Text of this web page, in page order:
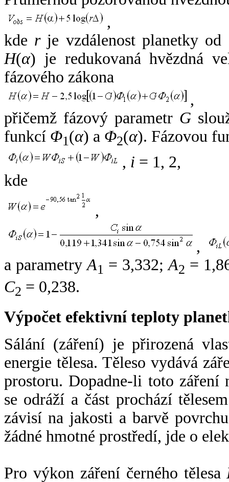
,
kde rje vzdálenost planetky od
H(α) je redukovaná hvězdná
fázového zákona
,
přičemž fázový parametr G
funkcí Φ1(α) a Φ2(α). Fázovou
, i = 1, 2,
kde
,
,
a parametryA1 = 3,332;A2 =
C2 = 0,238.
Výpočet efektivní teploty
Sálání (záření) je přirozená
energie tělesa. Těleso vydává
prostoru. Dopadne-li toto záření
se odráží a část prochází
závisí na jakosti a barvě
žádné hmotné prostředí, jde o
Pro výkon záření černého tělesa